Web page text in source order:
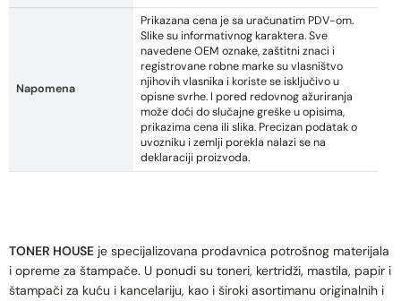
Napomena
Prikazana cena je sa uračunatim PDV-om.
Slike su informativnog karaktera. Sve
navedene OEM oznake, zaštitni znaci i
registrovane robne marke su vlasništvo
njihovih vlasnika i koriste se isključivo u
opisne svrhe. I pored redovnog ažuriranja
može doći do slučajne greške u opisima,
prikazima cena ili slika. Precizan podatak o
uvozniku i zemlji porekla nalazi se na
deklaraciji proizvoda.
TONER HOUSE je specijalizovana prodavnica potrošnog materijala
i opreme za štampače. U ponudi su toneri, kertridži, mastila, papir i
štampači za kuću i kancelariju, kao i široki asortimanu originalnih i